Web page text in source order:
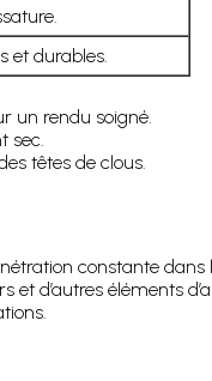
et durables.
un rendu soigné.
sec.
têtes de clous.
constante dans
et d’autres éléments